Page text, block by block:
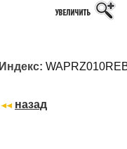
Индекс:
назад